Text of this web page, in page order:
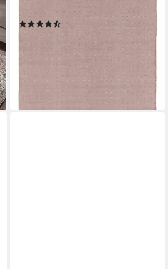
Esszimmer, Flur, Hygge
-34%
lieferbar - in 3-4 Werktagen bei dir